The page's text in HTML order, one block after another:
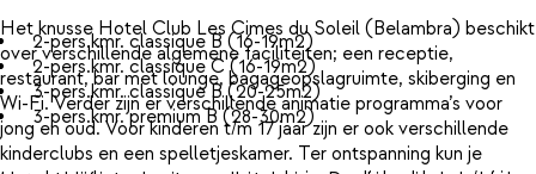
Het knusse Hotel Club Les Cimes du Soleil (Belambra) beschikt
over verschillende algemene faciliteiten; een receptie,
restaurant, bar met lounge, bagageopslagruimte, skiberging en
Wi-Fi. Verder zijn er verschillende animatie programma’s voor
jong en oud. Voor kinderen t/m 17 jaar zijn er ook verschillende
kinderclubs en een spelletjeskamer. Ter ontspanning kun je
2-pers.kmr. classique B (16-19m2)
2-pers.kmr. classique C (16-19m2)
3-pers.kmr. classique B (20-25m2)
3-pers.kmr. premium B (28-30m2)